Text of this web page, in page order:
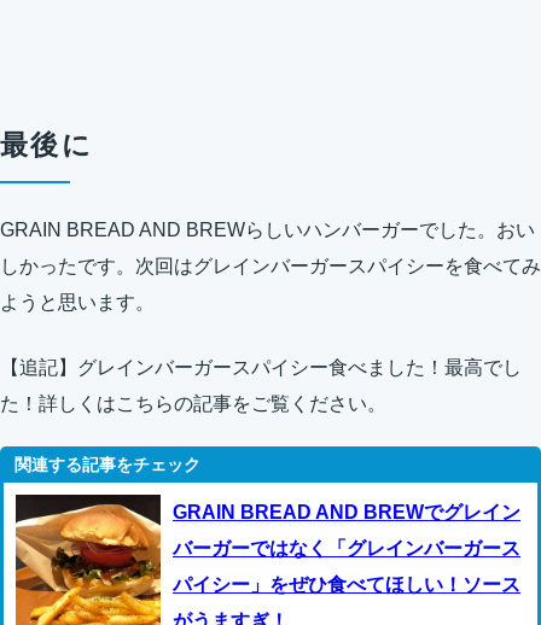
最後に
GRAIN BREAD AND BREWらしいハンバーガーでした。おい
しかったです。次回はグレインバーガースパイシーを食べてみ
ようと思います。
【追記】グレインバーガースパイシー食べました！最高でし
た！詳しくはこちらの記事をご覧ください。
GRAIN BREAD AND BREWでグレイン
バーガーではなく「グレインバーガース
パイシー」をぜひ食べてほしい！ソース
がうますぎ！